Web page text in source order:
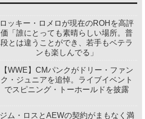
ロッキー・ロメロが現在のROHを高評
価「誰にとっても素晴らしい場所。普
段とは違うことができ、若手もベテラ
ンも楽しんでる」
【WWE】CMパンクがドリー・ファン
ク・ジュニアを追悼。ライブイベント
でスピニング・トーホールドを披露
ジム・ロスとAEWの契約がまもなく満